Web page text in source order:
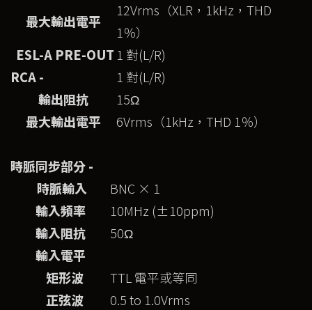
最大輸出電平
12Vrms（XLR，1kHz，THD
1％）
ESL-A PRE-OUT 1 對(L/R)
RCA -
1 對(L/R)
輸出阻抗
15Ω
最大輸出電平
6Vrms（1kHz，THD 1％）
時脈同步部分 -
時脈輸入
BNC × 1
輸入頻率
10MHz (±10ppm)
輸入阻抗
50Ω
輸入電平
矩形波
TTL 電平或等同
正弦波
0.5 to 1.0Vrms